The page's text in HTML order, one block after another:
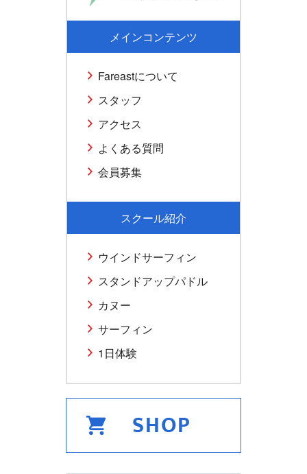
メインコンテンツ
Fareastについて
スタッフ
アクセス
よくある質問
会員募集
スクール紹介
ウインドサーフィン
スタンドアップパドル
カヌー
サーフィン
1日体験